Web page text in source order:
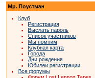
Мр. Поустман
Клуб
Регистрация
Выслать пароль
Список участников
Мы помним
Клубная карта
Города
Дни рождения
Юбилеи регистрации
Все форумы